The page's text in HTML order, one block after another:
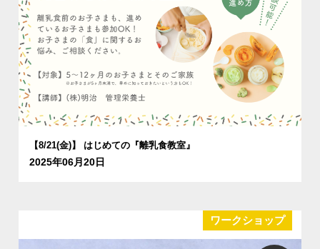
【8/21(金)】 はじめての『離乳食教室』
2025年06月20日
ワークショップ